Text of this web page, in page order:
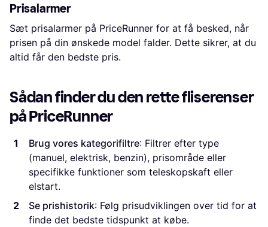
Prisalarmer
Sæt prisalarmer på PriceRunner for at få besked, når
prisen på din ønskede model falder. Dette sikrer, at du
altid får den bedste pris.
Sådan finder du den rette fliserenser
på PriceRunner
Brug vores kategorifiltre: Filtrer efter type
(manuel, elektrisk, benzin), prisområde eller
specifikke funktioner som teleskopskaft eller
elstart.
Se prishistorik: Følg prisudviklingen over tid for at
finde det bedste tidspunkt at købe.